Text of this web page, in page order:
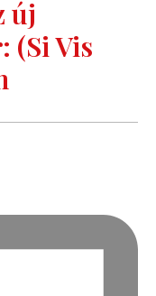
új
(Si Vis